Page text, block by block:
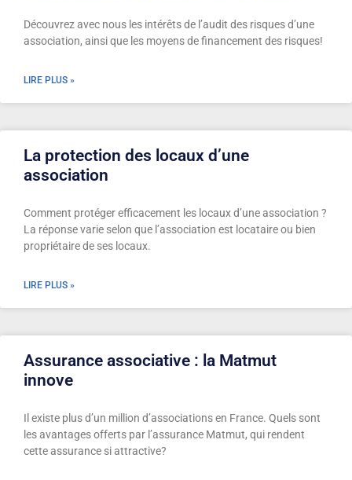
Découvrez avec nous les intérêts de l’audit des risques d’une
association, ainsi que les moyens de financement des risques!
LIRE PLUS »
La protection des locaux d’une
association
Comment protéger efficacement les locaux d’une association ?
La réponse varie selon que l’association est locataire ou bien
propriétaire de ses locaux.
LIRE PLUS »
Assurance associative : la Matmut
innove
Il existe plus d’un million d’associations en France. Quels sont
les avantages offerts par l’assurance Matmut, qui rendent
cette assurance si attractive?